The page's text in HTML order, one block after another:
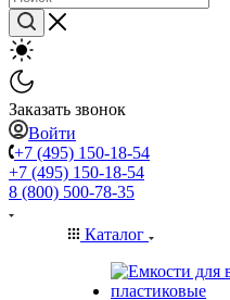
Заказать звонок
Войти
+7 (495) 150-18-54
+7 (495) 150-18-54
8 (800) 500-78-35
Каталог